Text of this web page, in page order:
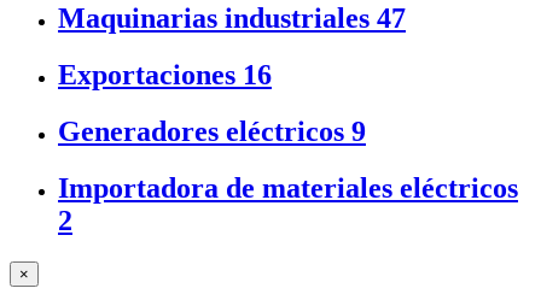
Maquinarias industriales 47
Exportaciones 16
Generadores eléctricos 9
Importadora de materiales eléctricos
2
×